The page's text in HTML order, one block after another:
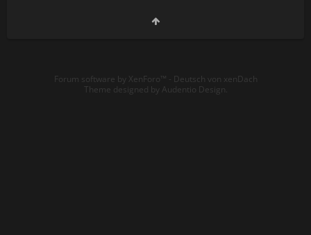
Forum software by XenForo™ - Deutsch von xenDach
Theme designed by Audentio Design.